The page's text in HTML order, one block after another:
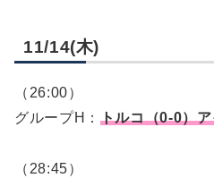
11/14(木)
（26:00）
グループH： トルコ（0-0）
（28:45）